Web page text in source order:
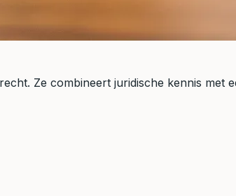
Ze combineert juridische kennis met